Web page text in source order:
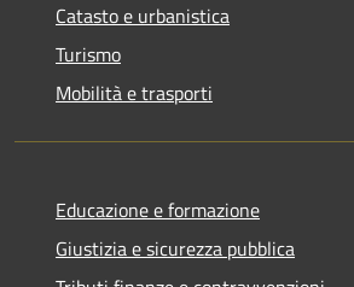
Catasto e urbanistica
Turismo
Mobilità e trasporti
Educazione e formazione
Giustizia e sicurezza pubblica